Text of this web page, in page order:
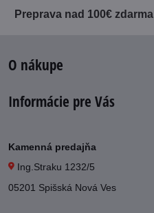
Preprava nad 100€ zdarma
O nákupe
Informácie pre Vás
Kamenná predajňa
Ing.Straku 1232/5
05201 Spišská Nová Ves